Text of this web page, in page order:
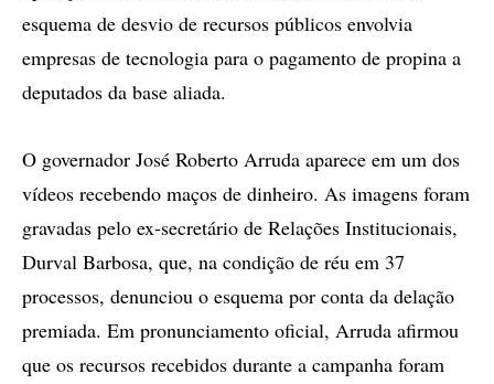
esquema de desvio de recursos públicos envolvia
empresas de tecnologia para o pagamento de propina a
deputados da base aliada.
O governador José Roberto Arruda aparece em um dos
vídeos recebendo maços de dinheiro. As imagens foram
gravadas pelo ex-secretário de Relações Institucionais,
Durval Barbosa, que, na condição de réu em 37
processos, denunciou o esquema por conta da delação
premiada. Em pronunciamento oficial, Arruda afirmou
que os recursos recebidos durante a campanha foram